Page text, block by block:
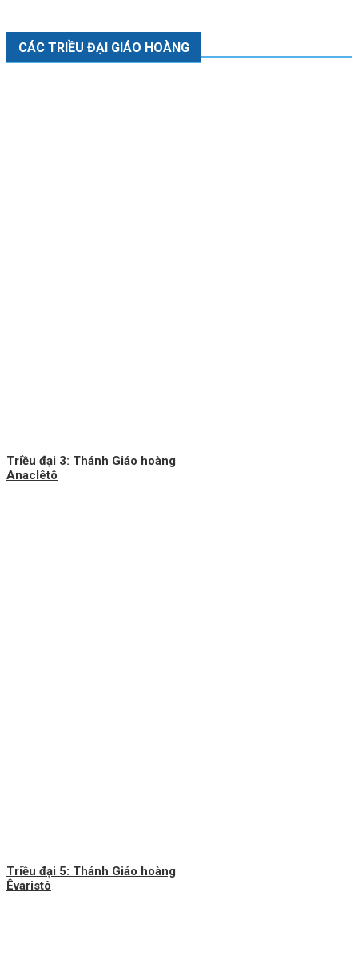
CÁC TRIỀU ĐẠI GIÁO HOÀNG
Triều đại 3: Thánh Giáo hoàng
Anaclêtô
Triều đại 5: Thánh Giáo hoàng
Êvaristô